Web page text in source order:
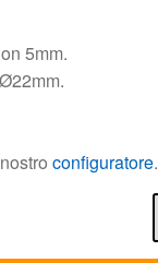
5mm.
configuratore.